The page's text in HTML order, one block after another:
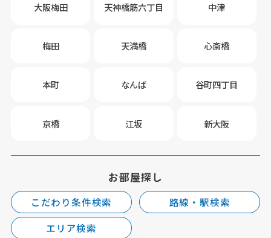
大阪梅田 天神橋筋六丁目 中津
梅田 天満橋 心斎橋
本町 なんば 谷町四丁目
京橋 江坂 新大阪
お部屋探し
こだわり条件検索
路線・駅検索
エリア検索